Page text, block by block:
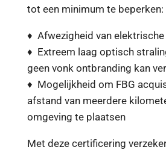
tot een minimum te beperken:
♦ Afwezigheid van
♦ Extreem laag optisch
geen vonk ontbranding kan
♦ Mogelijkheid om FBG
afstand van meerdere
omgeving te plaatsen
Met deze certificering